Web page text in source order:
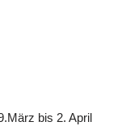
bis 2. April